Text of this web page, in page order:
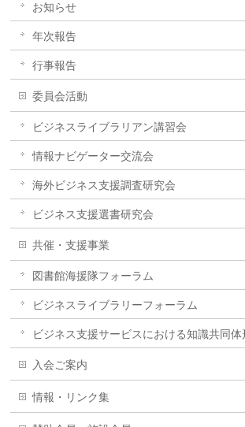
お知らせ
年次報告
行事報告
委員会活動
ビジネスライブラリアン講習会
情報ナビゲーター交流会
海外ビジネス支援調査研究会
ビジネス支援選書研究会
共催・支援事業
図書館海援隊フォーラム
ビジネスライブラリーフォーラム
ビジネス支援サービスにおける知識共同
入会ご案内
情報・リンク集